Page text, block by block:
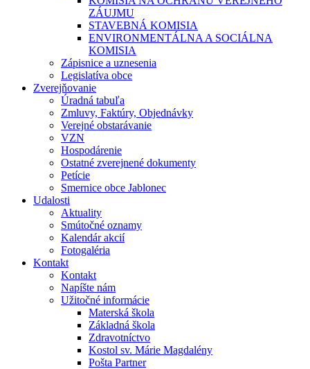
ZÁUJMU
STAVEBNÁ KOMISIA
ENVIRONMENTÁLNA A SOCIÁLNA
KOMISIA
Zápisnice a uznesenia
Legislatíva obce
Zverejňovanie
Úradná tabuľa
Zmluvy, Faktúry, Objednávky
Verejné obstarávanie
VZN
Hospodárenie
Ostatné zverejnené dokumenty
Petície
Smernice obce Jablonec
Udalosti
Aktuality
Smútočné oznamy
Kalendár akcií
Fotogaléria
Kontakt
Kontakt
Napíšte nám
Užitočné informácie
Materská škola
Základná škola
Zdravotníctvo
Kostol sv. Márie Magdalény
Pošta Partner